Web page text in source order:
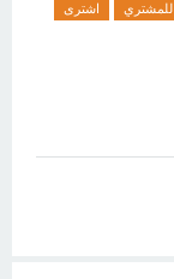
للمشتري
اشترى